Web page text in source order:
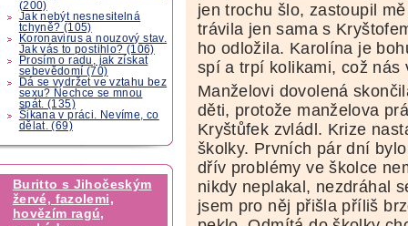
(200)
Jak nebýt nesnesitelná
tchyně? (105)
Koronavirus a nouzový stav.
Jak vás to postihlo? (106)
Prosím o radu, jak získat
sebevědomí (70)
Dá se vydržet ve vztahu bez
sexu? Nechce se mnou
spát. (135)
Šikana v práci. Nevíme, co
dělat. (69)
Buritto s Jihočeským
žervé, fazolemi,
hovězím ragú,
jen trochu šlo, zastoupil
trávila jen sama s
ho odložila. Karolína je
spí a trpí kolikami, což nás
Manželovi dovolená
děti, protože manželova
Kryštůfek zvládl. Krize
školky. Prvních pár dní
dřív problémy ve školce
nikdy neplakal, nezdráhal
jsem pro něj přišla příliš